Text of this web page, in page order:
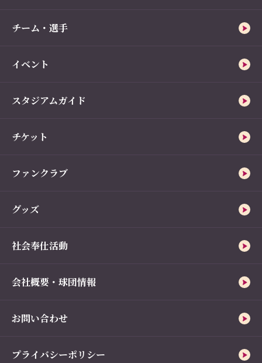
チーム・選手
イベント
スタジアムガイド
チケット
ファンクラブ
グッズ
社会奉仕活動
会社概要・球団情報
お問い合わせ
プライバシーポリシー